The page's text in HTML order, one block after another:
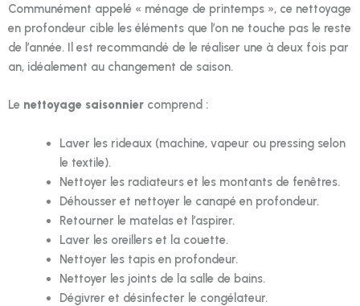
Communément appelé « ménage de printemps », ce nettoyage
en profondeur cible les éléments que l’on ne touche pas le reste
de l’année. Il est recommandé de le réaliser une à deux fois par
an, idéalement au changement de saison.
Le nettoyage saisonnier comprend :
Laver les rideaux (machine, vapeur ou pressing selon
le textile).
Nettoyer les radiateurs et les montants de fenêtres.
Déhousser et nettoyer le canapé en profondeur.
Retourner le matelas et l’aspirer.
Laver les oreillers et la couette.
Nettoyer les tapis en profondeur.
Nettoyer les joints de la salle de bains.
Dégivrer et désinfecter le congélateur.